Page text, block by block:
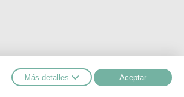
Más detalles Aceptar